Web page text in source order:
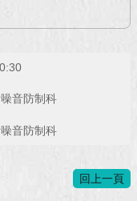
音防制科
音防制科
回上一頁